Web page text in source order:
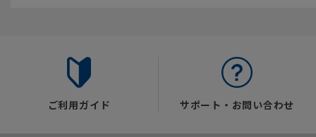
ご利用ガイド サポート・お問い合わせ